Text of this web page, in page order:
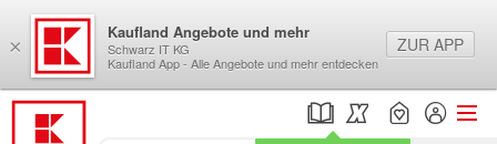
×
Kaufland Angebote und mehr
Schwarz IT KG
Kaufland App - Alle Angebote und mehr entdecken
ZUR APP